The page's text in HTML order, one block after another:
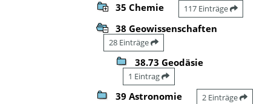
35 Chemie 117 Einträge
38 Geowissenschaften
28 Einträge
38.73 Geodäsie
1 Eintrag
39 Astronomie 2 Einträge